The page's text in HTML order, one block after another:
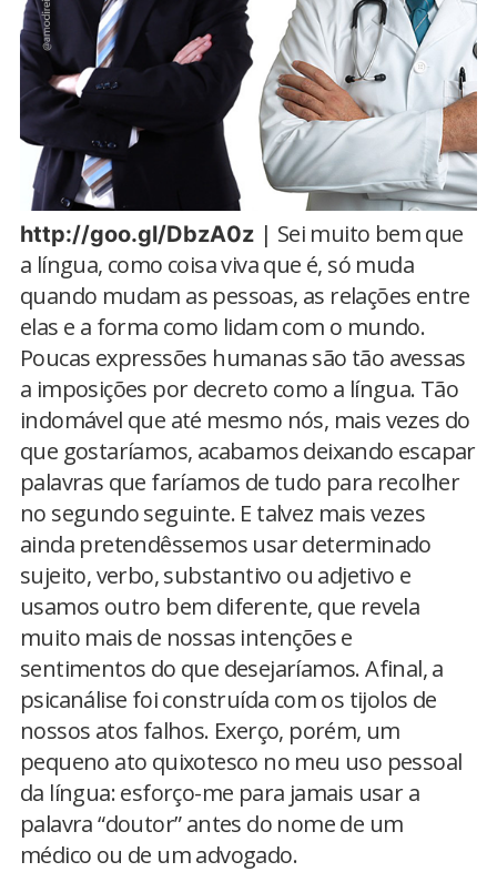
http://goo.gl/DbzA0z | Sei muito bem que
a língua, como coisa viva que é, só muda
quando mudam as pessoas, as relações entre
elas e a forma como lidam com o mundo.
Poucas expressões humanas são tão avessas
a imposições por decreto como a língua. Tão
indomável que até mesmo nós, mais vezes do
que gostaríamos, acabamos deixando escapar
palavras que faríamos de tudo para recolher
no segundo seguinte. E talvez mais vezes
ainda pretendêssemos usar determinado
sujeito, verbo, substantivo ou adjetivo e
usamos outro bem diferente, que revela
muito mais de nossas intenções e
sentimentos do que desejaríamos. Afinal, a
psicanálise foi construída com os tijolos de
nossos atos falhos. Exerço, porém, um
pequeno ato quixotesco no meu uso pessoal
da língua: esforço-me para jamais usar a
palavra “doutor” antes do nome de um
médico ou de um advogado.